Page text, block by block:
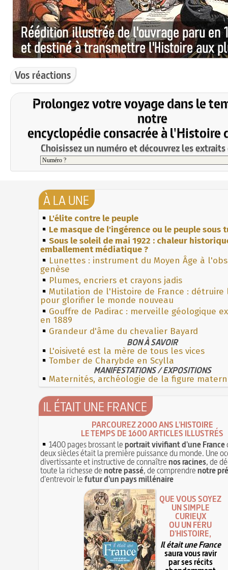
Vos réactions
Prolongez votre voyage dans le
notre
encyclopédie consacrée à l'Histoire
Choisissez un numéro et découvrez les
À LA UNE
L'élite contre le peuple
Le masque de l'ingérence ou le peuple sous
Sous le soleil de mai 1922 : chaleur
emballement médiatique ?
Lunettes : instrument du Moyen Âge à
genèse
Plumes, encriers et crayons jadis
Mutilation de l'Histoire de France : détruire
pour glorifier le monde nouveau
Gouffre de Padirac : merveille géologique
en 1889
Grandeur d'âme du chevalier Bayard
BON À SAVOIR
L'oisiveté est la mère de tous les vices
Tomber de Charybde en Scylla
MANIFESTATIONS / EXPOSITIONS
Maternités, archéologie de la figure
IL ÉTAIT UNE FRANCE
PARCOUREZ 2000 ANS L'HISTOIRE
LE TEMPS DE 1600 ARTICLES ILLUSTRÉS
1400 pages brossant leportrait vivifiant d'une France
deux siècles était la première puissance du monde. Une
divertissante et instructive de connaîtrenos racines, de
toute la richesse denotre passé, de comprendrenotre
d'entrevoir lefutur d'un pays millénaire
QUE VOUS SOYEZ
UN SIMPLE
CURIEUX
OU UN FÉRU
D'HISTOIRE,
Il était une France
saura vous ravir
par ses récits